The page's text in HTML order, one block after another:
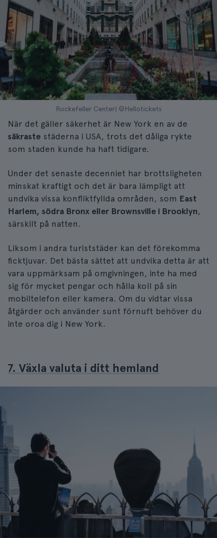
Rockefeller Center| ©Hellotickets
När det gäller säkerhet är New York en av de
säkraste städerna i USA, trots det dåliga rykte
som staden kunde ha haft tidigare.
Under det senaste decenniet har brottsligheten
minskat kraftigt och det är bara lämpligt att
undvika vissa konfliktfyllda områden, som East
Harlem, södra Bronx eller Brownsville i Brooklyn,
särskilt på natten.
Liksom i andra turiststäder kan det förekomma
ficktjuvar. Det bästa sättet att undvika detta är att
vara uppmärksam på omgivningen, inte ha med
sig för mycket pengar och hålla koll på sin
mobiltelefon eller kamera. Om du vidtar vissa
åtgärder och använder sunt förnuft behöver du
inte oroa dig i New York.
7. Växla valuta i ditt hemland